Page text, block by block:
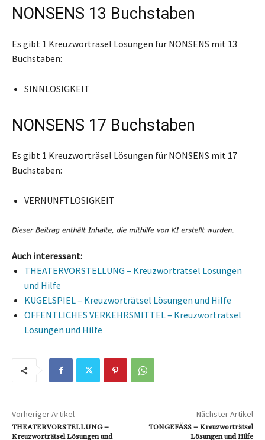
NONSENS 13 Buchstaben
Es gibt 1 Kreuzworträsel Lösungen für NONSENS mit 13
Buchstaben:
SINNLOSIGKEIT
NONSENS 17 Buchstaben
Es gibt 1 Kreuzworträsel Lösungen für NONSENS mit 17
Buchstaben:
VERNUNFTLOSIGKEIT
Auch interessant:
THEATERVORSTELLUNG – Kreuzworträtsel Lösungen
und Hilfe
KUGELSPIEL – Kreuzworträtsel Lösungen und Hilfe
ÖFFENTLICHES VERKEHRSMITTEL – Kreuzworträtsel
Lösungen und Hilfe
Vorheriger Artikel
THEATERVORSTELLUNG –
Kreuzworträtsel Lösungen und
Nächster Artikel
TONGEFÄSS – Kreuzworträtsel
Lösungen und Hilfe